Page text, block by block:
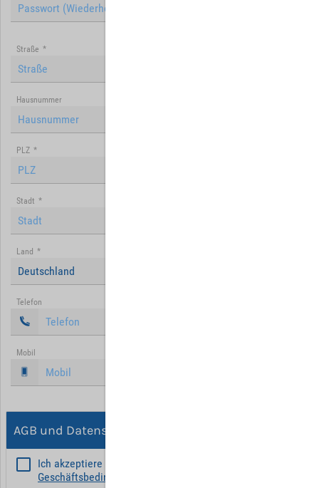
Straße *
Hausnummer
PLZ *
Stadt *
Land *
Deutschland
Telefon
Mobil
AGB und Datenschutz
Ich akzeptiere die
Geschäftsbedingungen